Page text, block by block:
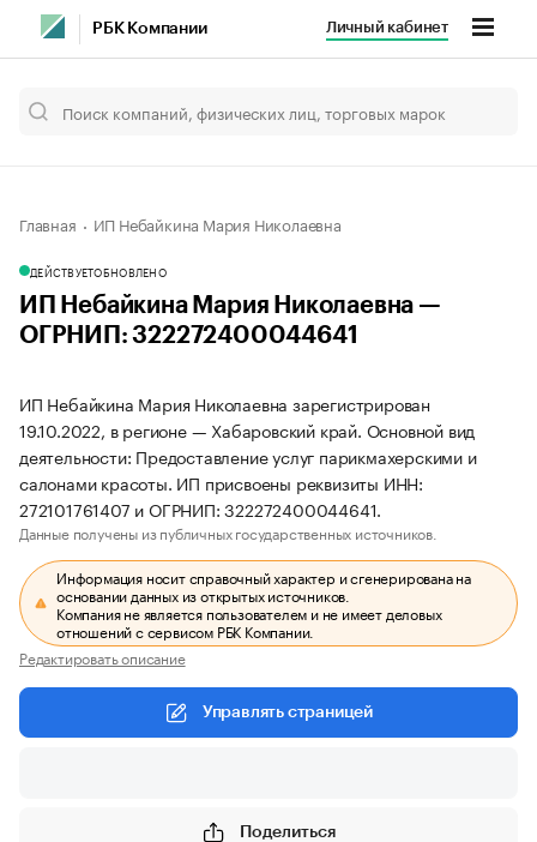
РБК Компании Личный кабинет
Главная ИП Небайкина Мария Николаевна
ДЕЙСТВУЕТОБНОВЛЕНО
ИП Небайкина Мария Николаевна —
ОГРНИП: 322272400044641
ИП Небайкина Мария Николаевна зарегистрирован
19.10.2022, в регионе — Хабаровский край. Основной вид
деятельности: Предоставление услуг парикмахерскими и
салонами красоты. ИП присвоены реквизиты ИНН:
272101761407 и ОГРНИП: 322272400044641.
Данные получены из публичных государственных источников.
Информация носит справочный характер и сгенерирована на
основании данных из открытых источников.
Компания не является пользователем и не имеет деловых
отношений с сервисом РБК Компании.
Редактировать описание
Управлять страницей
Поделиться